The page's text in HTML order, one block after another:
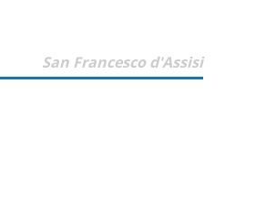
San Francesco d'Assisi